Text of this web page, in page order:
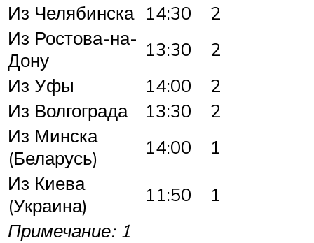
Из Челябинска 14:30
2
Из Ростова-на-
Дону
13:30
2
Из Уфы
14:00
2
Из Волгограда
13:30
2
Из Минска
(Беларусь)
14:00
1
Из Киева
(Украина)
11:50
1
Примечание: 1